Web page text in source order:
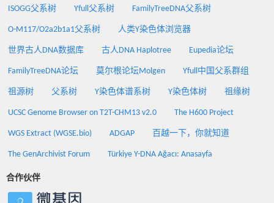
ISOGG父系树 Yfull父系树 FamilyTreeDNA父系树
O-M117/O2a2b1a1父系树 人类Y染色体浏览器
世界古人DNA数据库 古人DNA Haplotree Eupedia论坛
FamilyTreeDNA论坛 莫尔根论坛Molgen Yfull中国父系群组
祖源树 父系树 Y染色体谱系树 Y染色体树 祖缘树
UCSC Genome Browser on T2T-CHM13 v2.0 The H600 Project
WGS Extract (WGSE.bio) ADGAP 百越一下，你就知道
The GenArchivist Forum Türkiye Y-DNA Ağacı: Anasayfa
合作伙伴